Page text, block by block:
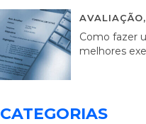
AVALIAÇÃO,
Como fazer
melhores
CATEGORIAS